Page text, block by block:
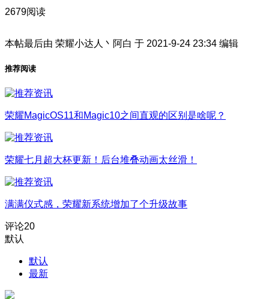
2679阅读
本帖最后由 荣耀小达人丶阿白 于 2021-9-24 23:34 编辑
推荐阅读
荣耀MagicOS11和Magic10之间直观的区别是啥呢？
荣耀七月超大杯更新！后台堆叠动画太丝滑！
满满仪式感，荣耀新系统增加了个升级故事
评论20
默认
默认
最新